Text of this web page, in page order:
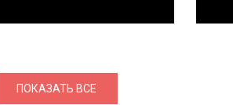
ПОКАЗАТЬ ВСЕ